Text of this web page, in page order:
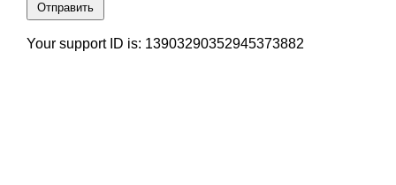
Отправить
Your support ID is: 13903290352945373882